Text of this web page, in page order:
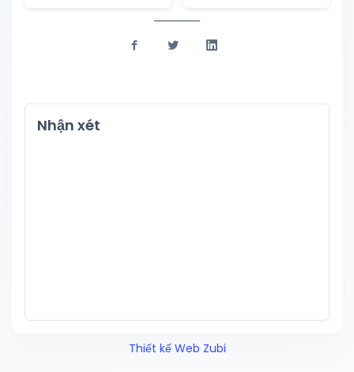
Nhận xét
Thiết kế Web Zubi